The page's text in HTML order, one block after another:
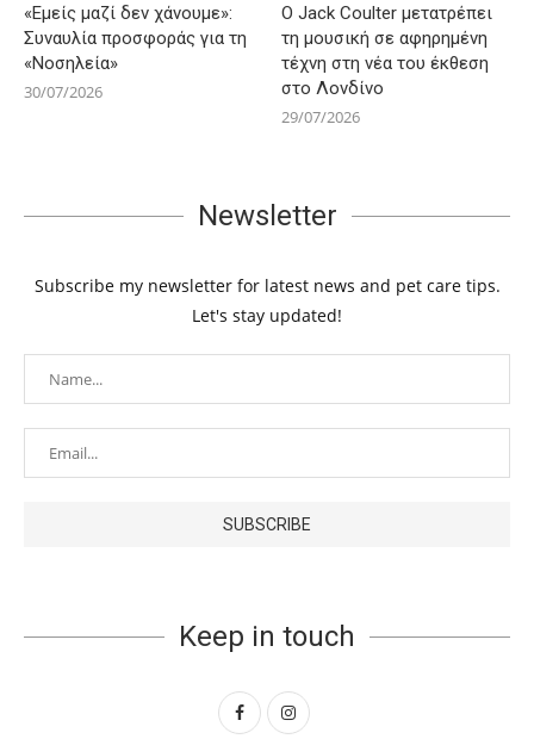
«Εμείς μαζί δεν χάνουμε»:
Συναυλία προσφοράς για τη
«Νοσηλεία»
30/07/2026
Ο Jack Coulter μετατρέπει
τη μουσική σε αφηρημένη
τέχνη στη νέα του έκθεση
στο Λονδίνο
29/07/2026
Newsletter
Subscribe my newsletter for latest news and pet care tips.
Let's stay updated!
Keep in touch